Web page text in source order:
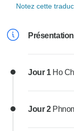
Notez cette
Présentation
Jour 1 Ho
Jour 2